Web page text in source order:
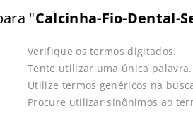
"Calcinha-Fio-Dental-
Verifique os termos digitados.
Tente utilizar uma única palavra.
Utilize termos genéricos na
Procure utilizar sinônimos ao